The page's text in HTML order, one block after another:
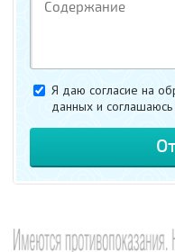
Я даю согласие на
данных и соглашаюсь